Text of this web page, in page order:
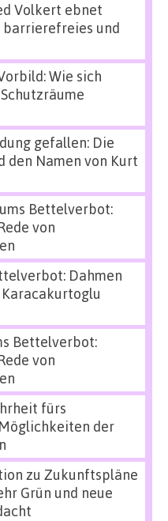
Volkert ebnet
barrierefreies und
Wie sich
gefallen: Die
den Namen von Kurt
Bettelverbot:
von
Dahmen
Bettelverbot:
von
fürs
der
zu Zukunftspläne
Grün und neue